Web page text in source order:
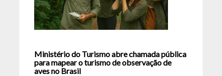
Ministério do Turismo abre chamada pública
para mapear o turismo de observação de
aves no Brasil